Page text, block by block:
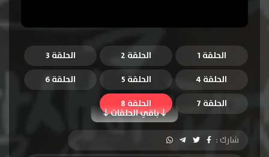
الحلقة 1 الحلقة 2
الحلقة 3
الحلقة 4
الحلقة 5 الحلقة 6
باقي الحلقات
الحلقة 7 الحلقة 8
شارك :